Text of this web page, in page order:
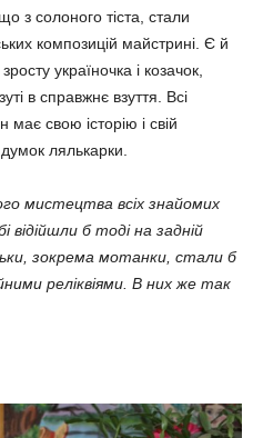
з солоного тіста, стали
композицій майстрині. Є й
україночка і коза­чок,
в справжнє взуття. Всі
свою історію і свій
лялькарки.
мистецтва всіх знайо­мих
відійшли б тоді на задній
зокрема мотанки, стали б
реліквіями. В них же так